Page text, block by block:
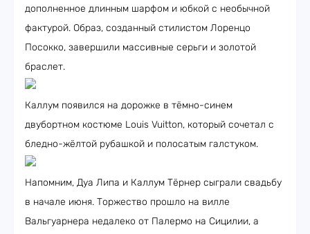
дополненное длинным шарфом и юбкой с необычной
фактурой. Образ, созданный стилистом Лоренцо
Посокко, завершили массивные серьги и золотой
браслет.
Каллум появился на дорожке в тёмно-синем
двубортном костюме Louis Vuitton, который сочетал с
бледно-жёлтой рубашкой и полосатым галстуком.
Напомним, Дуа Липа и Каллум Тёрнер сыграли свадьбу
в начале июня. Торжество прошло на вилле
Вальгуарнера недалеко от Палермо на Сицилии, а